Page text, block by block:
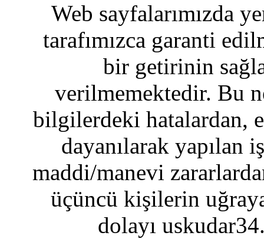
Web sayfalarımızda
tarafımızca garanti
bir getirinin
verilmemektedir. Bu
bilgilerdeki hatalardan,
dayanılarak yapılan
maddi/manevi
üçüncü kişilerin
dolayı